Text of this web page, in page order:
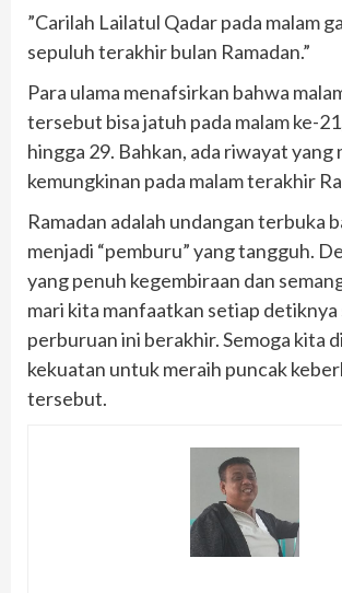
​”Carilah Lailatul Qadar pada malam
sepuluh terakhir bulan Ramadan.”
​Para ulama menafsirkan bahwa
tersebut bisa jatuh pada malam ke-
hingga 29. Bahkan, ada riwayat
kemungkinan pada malam terakhir
​Ramadan adalah undangan terbuka
menjadi “pemburu” yang tangguh.
yang penuh kegembiraan dan
mari kita manfaatkan setiap detiknya
perburuan ini berakhir. Semoga kita
kekuatan untuk meraih puncak
tersebut.